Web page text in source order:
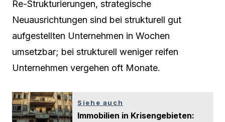
Re-Strukturierungen, strategische
Neuausrichtungen sind bei strukturell gut
aufgestellten Unternehmen in Wochen
umsetzbar; bei strukturell weniger reifen
Unternehmen vergehen oft Monate.
Siehe auch
Immobilien in Krisengebieten: